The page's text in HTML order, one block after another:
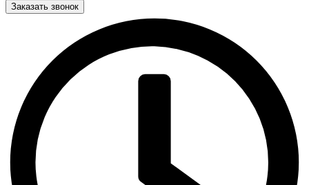
Заказать звонок